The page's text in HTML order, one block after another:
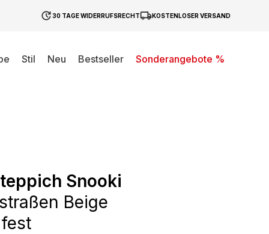
30 TAGE WIDERRUFSRECHT KOSTENLOSER VERSAND
Stil Neu Bestseller
Sonderangebote %
Snooki
Beige